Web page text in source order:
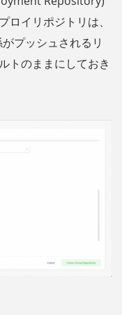
ロイリポジトリは、
プッシュされるリ
トのままにしておき